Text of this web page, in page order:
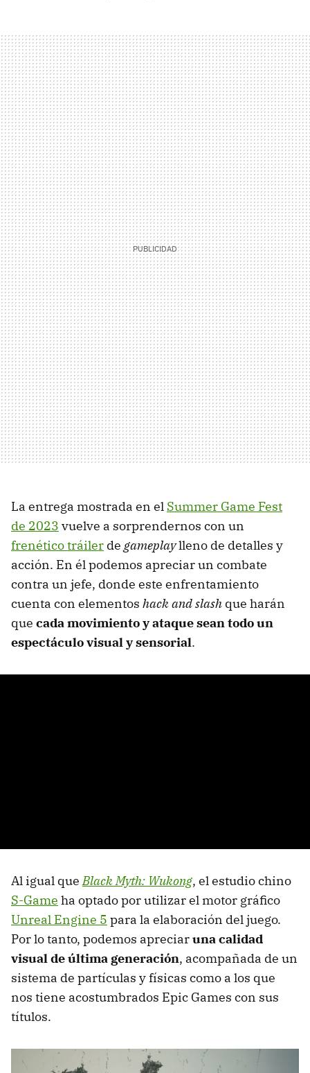
La entrega mostrada en el Summer Game Fest
de 2023 vuelve a sorprendernos con un
frenético tráiler de gameplaylleno de detalles y
acción. En él podemos apreciar un combate
contra un jefe, donde este enfrentamiento
cuenta con elementos hack and slash que harán
que cada movimiento y ataque sean todo un
espectáculo visual y sensorial.
Al igual queBlack Myth: Wukong, el estudio chino
S-Game ha optado por utilizar el motor gráfico
Unreal Engine 5 para la elaboración del juego.
Por lo tanto, podemos apreciaruna calidad
visual de última generación, acompañada de un
sistema de partículas y físicas como a los que
nos tiene acostumbrados Epic Games con sus
títulos.